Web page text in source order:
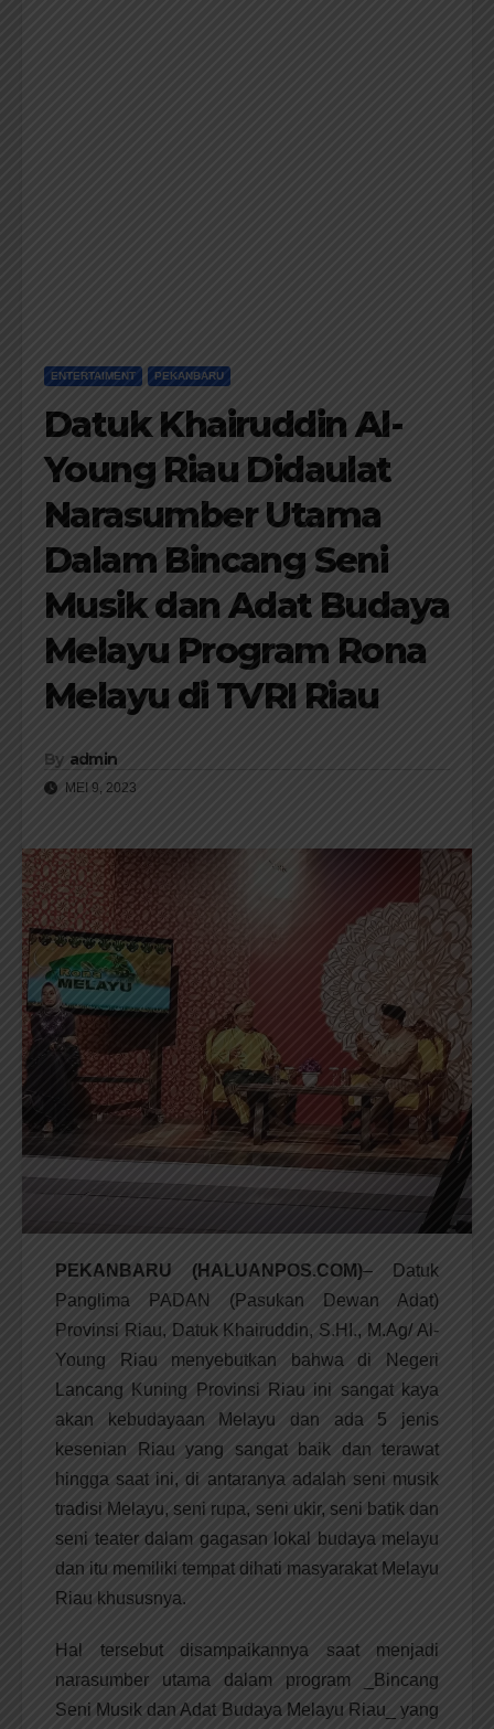
ENTERTAIMENT PEKANBARU
Datuk Khairuddin Al-
Young Riau Didaulat
Narasumber Utama
Dalam Bincang Seni
Musik dan Adat Budaya
Melayu Program Rona
Melayu di TVRI Riau
By admin
MEI 9, 2023
PEKANBARU (HALUANPOS.COM)– Datuk
Panglima PADAN (Pasukan Dewan Adat)
Provinsi Riau, Datuk Khairuddin, S.HI., M.Ag/ Al-
Young Riau menyebutkan bahwa di Negeri
Lancang Kuning Provinsi Riau ini sangat kaya
akan kebudayaan Melayu dan ada 5 jenis
kesenian Riau yang sangat baik dan terawat
hingga saat ini, di antaranya adalah seni musik
tradisi Melayu, seni rupa, seni ukir, seni batik dan
seni teater dalam gagasan lokal budaya melayu
dan itu memiliki tempat dihati masyarakat Melayu
Riau khususnya.
Hal tersebut disampaikannya saat menjadi
narasumber utama dalam program _Bincang
Seni Musik dan Adat Budaya Melayu Riau_ yang